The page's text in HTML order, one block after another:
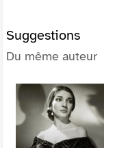
Suggestions
Du même auteur